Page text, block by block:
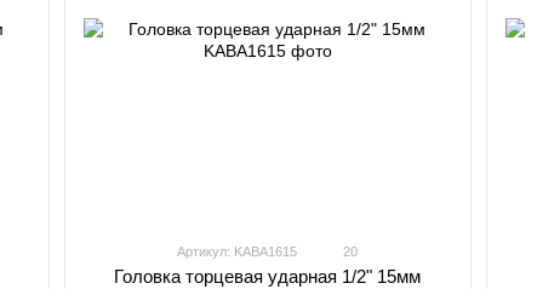
Артикул: KABA1615 20
Головка торцевая ударная 1/2" 15мм